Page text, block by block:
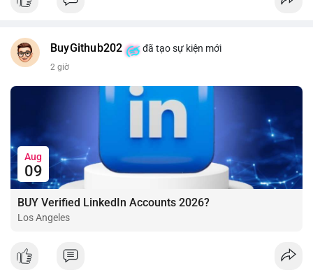
BuyGithub202 đã tạo sự kiện mới
2 giờ
Aug
09
BUY Verified LinkedIn Accounts 2026?
Los Angeles